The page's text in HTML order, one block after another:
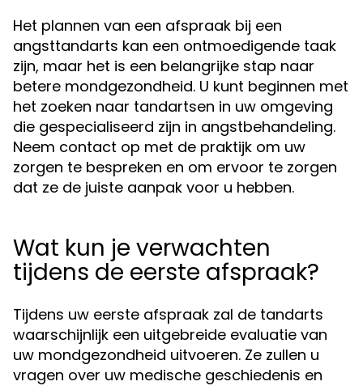
Het plannen van een afspraak bij een
angsttandarts kan een ontmoedigende taak
zijn, maar het is een belangrijke stap naar
betere mondgezondheid. U kunt beginnen met
het zoeken naar tandartsen in uw omgeving
die gespecialiseerd zijn in angstbehandeling.
Neem contact op met de praktijk om uw
zorgen te bespreken en om ervoor te zorgen
dat ze de juiste aanpak voor u hebben.
Wat kun je verwachten
tijdens de eerste afspraak?
Tijdens uw eerste afspraak zal de tandarts
waarschijnlijk een uitgebreide evaluatie van
uw mondgezondheid uitvoeren. Ze zullen u
vragen over uw medische geschiedenis en